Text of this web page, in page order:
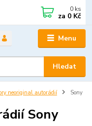
Menu
Hledat
0 ks
za 0 Kč
neoriginal autorádií Sony
Sony